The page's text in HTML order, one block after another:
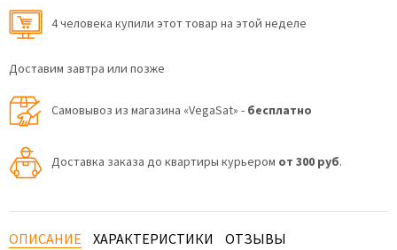
4 человекa купили этот товар на этой неделе
Доставим завтра или позже
Самовывоз из магазина «VegaSat» - бесплатно
Доставка заказа до квартиры курьером от 300 руб.
ОПИСАНИЕ ХАРАКТЕРИСТИКИ ОТЗЫВЫ